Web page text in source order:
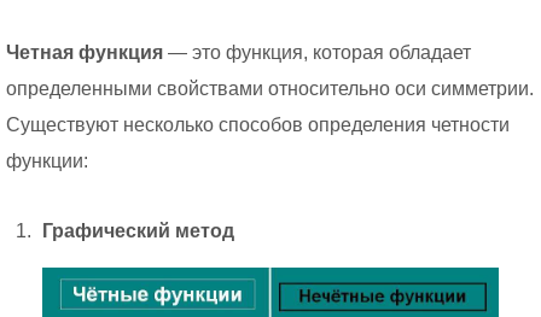
Четная функция — это функция, которая обладает
определенными свойствами относительно оси симметрии.
Существуют несколько способов определения четности
функции:
Графический метод